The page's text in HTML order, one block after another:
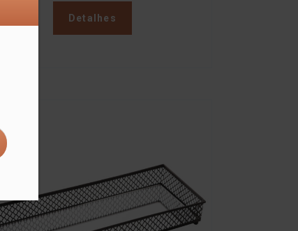
Detalhes